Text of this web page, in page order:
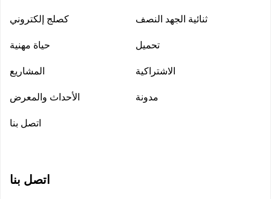
كصلج إلكتروني ثنائية الجهد النصف
حياة مهنية تحميل
المشاريع الاشتراكية
الأحداث والمعرض مدونة
اتصل بنا
اتصل بنا